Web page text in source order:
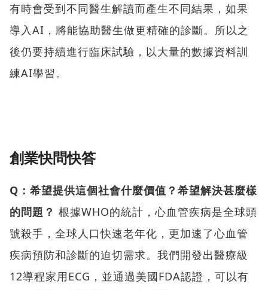
有時會受到不同醫生解讀而產生不同結果，如果
導入AI，將能協助醫生做更精確的診斷。所以之
後仍要持續進行臨床試驗，以大量的數據資料訓
練AI學習。
創業快問快答
Q：希望提供這個社會什麼價值？希望解決甚麼樣
的問題？ 根據WHO的統計，心血管疾病是全球頭
號殺手，全球人口快速老年化，更加速了心血管
疾病預防和診斷的迫切需求。我們開發出醫療級
12導程家用ECG，並通過美國FDA認證，可以有